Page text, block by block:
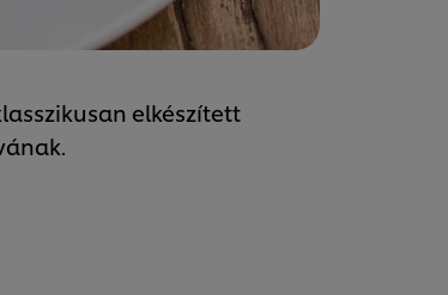
elkészített